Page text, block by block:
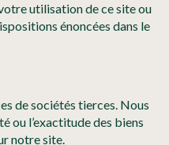
utilisation de ce site ou
énoncées dans le
de sociétés tierces. Nous
ou l’exactitude des biens
notre site.